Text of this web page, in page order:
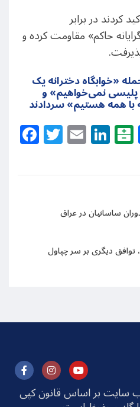
کردند در برابر
حاکم» مقاومت کرده و
«خوابگاه دخترانه یک
پلیسی نمی‌خواهیم» و
Facebook
Twitter
Email
ساسانیان در عراق
توافق دیگری بر سر چپاول
سایت بر اساس قانون کپی